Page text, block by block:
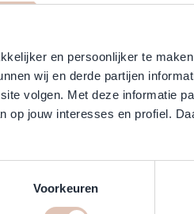
en persoonlijker te
wij en derde partijen
volgen. Met deze informatie
op jouw interesses en profiel.
Voorkeuren